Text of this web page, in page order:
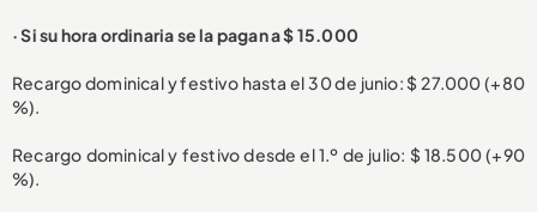
· Si su hora ordinaria se la pagan a $ 15.000
Recargo dominical y festivo hasta el 30 de junio: $ 27.000 (+80
%).
Recargo dominical y festivo desde el 1.º de julio: $ 18.500 (+90
%).